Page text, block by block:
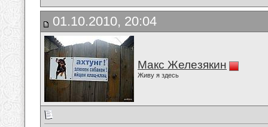
01.10.2010, 20:04
Макс Железякин
Живу я здесь